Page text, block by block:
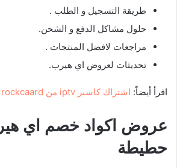
طريقة التسجيل و الطلب .
حلول مشاكل الدفع و الشحن.
مراجعات لافضل المنتجات .
تحديثات لعروض اي هيرب.
اقرأ أيضاً: اشتراك كاسبر iptv من rockcaard
عروض اكواد خصم اي
حطيطة